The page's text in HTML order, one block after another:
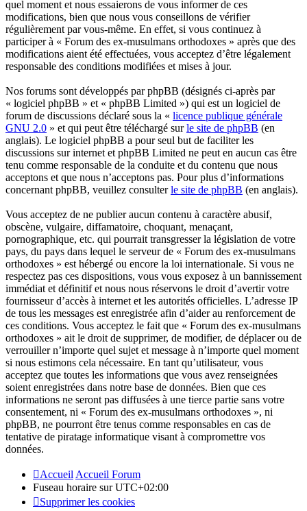
quel moment et nous essaierons de vous informer de ces
modifications, bien que nous vous conseillons de vérifier
régulièrement par vous-même. En effet, si vous continuez à
participer à « Forum des ex-musulmans orthodoxes » après que des
modifications aient été effectuées, vous acceptez d’être légalement
responsable des conditions modifiées et mises à jour.
Nos forums sont développés par phpBB (désignés ci-après par
« logiciel phpBB » et « phpBB Limited ») qui est un logiciel de
forum de discussions déclaré sous la « licence publique générale
GNU 2.0 » et qui peut être téléchargé surle site de phpBB (en
anglais). Le logiciel phpBB a pour seul but de faciliter les
discussions sur internet et phpBB Limited ne peut en aucun cas être
tenu comme responsable de la conduite et du contenu que nous
acceptons et que nous n’acceptons pas. Pour plus d’informations
concernant phpBB, veuillez consulterle site de phpBB (en anglais).
Vous acceptez de ne publier aucun contenu à caractère abusif,
obscène, vulgaire, diffamatoire, choquant, menaçant,
pornographique, etc. qui pourrait transgresser la législation de votre
pays, du pays dans lequel le serveur de « Forum des ex-musulmans
orthodoxes » est hébergé ou encore la loi internationale. Si vous ne
respectez pas ces dispositions, vous vous exposez à un bannissement
immédiat et définitif et nous nous réservons le droit d’avertir votre
fournisseur d’accès à internet et les autorités officielles. L’adresse IP
de tous les messages est enregistrée afin d’aider au renforcement de
ces conditions. Vous acceptez le fait que « Forum des ex-musulmans
orthodoxes » ait le droit de supprimer, de modifier, de déplacer ou de
verrouiller n’importe quel sujet et message à n’importe quel moment
si nous estimons cela nécessaire. En tant qu’utilisateur, vous
acceptez que toutes les informations que vous avez renseignées
soient enregistrées dans notre base de données. Bien que ces
informations ne seront pas diffusées à une tierce partie sans votre
consentement, ni « Forum des ex-musulmans orthodoxes », ni
phpBB, ne pourront être tenus comme responsables en cas de
tentative de piratage informatique visant à compromettre vos
données.
Accueil Accueil Forum
Fuseau horaire surUTC+02:00
Supprimer les cookies